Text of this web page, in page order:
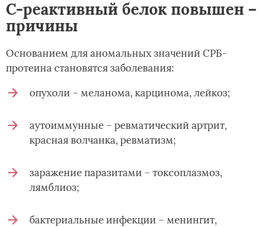
С-реактивный белок повышен –
причины
Основанием для аномальных значений СРБ-
протеина становятся заболевания:
опухоли – меланома, карцинома, лейкоз;
аутоиммунные – ревматический артрит,
красная волчанка, ревматизм;
заражение паразитами – токсоплазмоз,
лямблиоз;
бактериальные инфекции – менингит,